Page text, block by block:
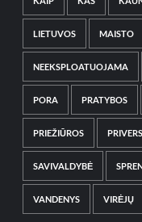
LIETUVOS MAISTO
NEEKSPLOATUOJAMA
PORA PRATYBOS
PRIEŽIŪROS
SAVIVALDYBĖ
VANDENYS VIRĖJŲ